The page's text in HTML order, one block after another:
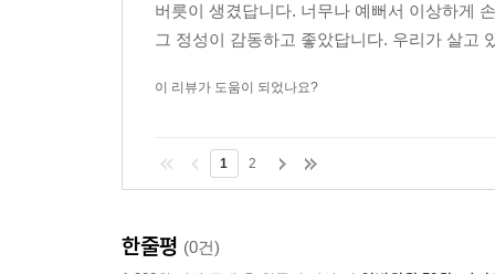
버릇이 생겼답니다. 너무나 예뻐서 이상하게
그 정성이 감동하고 좋았답니다. 우리가 살고
이 리뷰가 도움이 되었나요?
1 2
한줄평 (0건)